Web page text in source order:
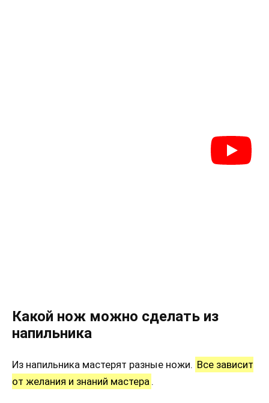
Какой нож можно сделать из
напильника
Из напильника мастерят разные ножи. Все зависит
от желания и знаний мастера .